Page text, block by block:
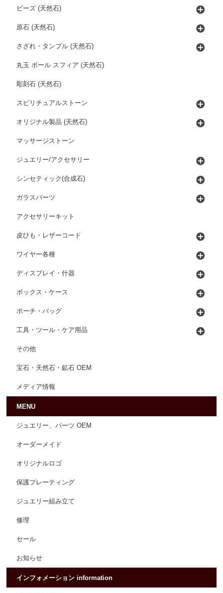
ビーズ (天然石)
原石 (天然石)
さざれ・タンブル (天然石)
丸玉 ボール スフィア (天然石)
彫刻石 (天然石)
スピリチュアルストーン
オリジナル製品 (天然石)
マッサージストーン
ジュエリー/アクセサリー
シンセティック(合成石)
ガラスパーツ
アクセサリーキット
皮ひも・レザーコード
ワイヤー各種
ディスプレイ・什器
ボックス・ケース
ポーチ・バッグ
工具・ツール・ケア用品
その他
宝石・天然石・鉱石 OEM
メディア情報
MENU
ジュエリー、パーツ OEM
オーダーメイド
オリジナルロゴ
保護プレーティング
ジュエリー組み立て
修理
セール
お知らせ
インフォメーション information